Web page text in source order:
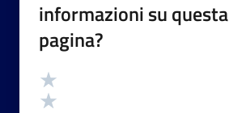
informazioni su questa
pagina?
Valutazione